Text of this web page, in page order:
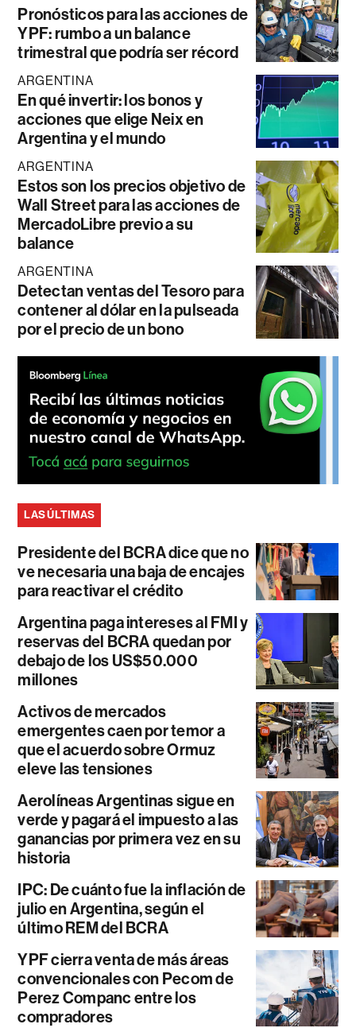
Pronósticos para las acciones de
YPF: rumbo a un balance
trimestral que podría ser récord
ARGENTINA
En qué invertir: los bonos y
acciones que elige Neix en
Argentina y el mundo
ARGENTINA
Estos son los precios objetivo de
Wall Street para las acciones de
MercadoLibre previo a su
balance
ARGENTINA
Detectan ventas del Tesoro para
contener al dólar en la pulseada
por el precio de un bono
LAS ÚLTIMAS
Presidente del BCRA dice que no
ve necesaria una baja de encajes
para reactivar el crédito
Argentina paga intereses al FMI y
reservas del BCRA quedan por
debajo de los US$50.000
millones
Activos de mercados
emergentes caen por temor a
que el acuerdo sobre Ormuz
eleve las tensiones
Aerolíneas Argentinas sigue en
verde y pagará el impuesto a las
ganancias por primera vez en su
historia
IPC: De cuánto fue la inflación de
julio en Argentina, según el
último REM del BCRA
YPF cierra venta de más áreas
convencionales con Pecom de
Perez Companc entre los
compradores